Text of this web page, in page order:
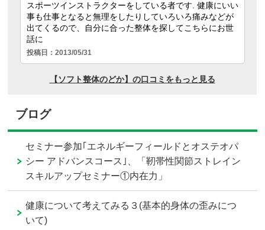
ブログ
セミナー参加｢エネルギーフィールドとオステオパ
シー アドバンスコース｣、「靭帯性関節ストレイン
スキルアップセミナー①内在力」
健康について考えてみる３(基本的身体の歪みにつ
いて)